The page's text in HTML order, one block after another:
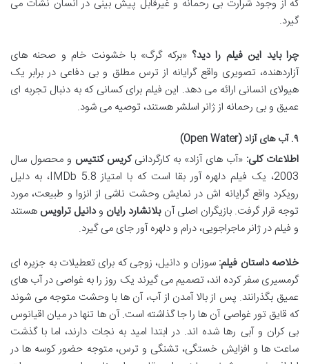
که از وجود شرارت بی رحمانه و غیرقابل پیش بینی در انسان نشأت می
گیرد.
چرا باید این فیلم را دید؟ «برکه گرگ» با خشونت خام و صحنه های
آزاردهنده، تصویری واقع گرایانه از ترس مطلق و بی دفاعی در برابر یک
هیولای انسانی ارائه می دهد. این فیلم برای کسانی که به دنبال تجربه ای
عمیق و بی رحمانه از ژانر اسلشر هستند، توصیه می شود.
۹. آب های آزاد (Open Water)
اطلاعات کلی: «آب های آزاد» به کارگردانیکریس کنتیس و محصول سال
2003، یک فیلم دلهره آور بقا است که با امتیاز IMDb 5.8، به دلیل
رویکرد واقع گرایانه اش در نمایش وحشت ناشی از انزوا و طبیعت، مورد
توجه قرار گرفت. بازیگران اصلی آنبلانشارد رایان ودانیل تراویس هستند
و فیلم در ژانر ماجراجویی، درام و دلهره آور جای می گیرد.
خلاصه داستان فیلم: سوزان و دانیل، زوجی که برای تعطیلات به جزیره ای
گرمسیری سفر کرده اند، تصمیم می گیرند یک روز را به غواصی در آب های
عمیق بگذرانند. پس از بالا آمدن از آب، آن ها با وحشت متوجه می شوند
که قایق تور غواصی آن ها را جا گذاشته است. آن ها تنها در میان اقیانوس
بی کران و آبی رها شده اند. در ابتدا امید به نجات دارند، اما با گذشت
ساعت ها و افزایش خستگی، تشنگی و ترس، متوجه حضور کوسه ها در